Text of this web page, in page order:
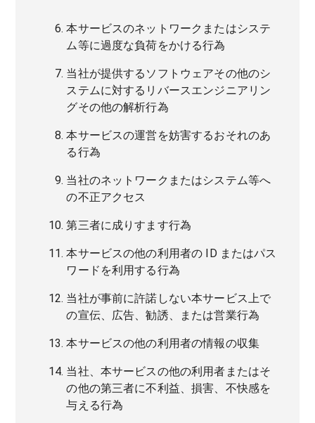
本サービスのネットワークまたはシステ
ム等に過度な負荷をかける行為
当社が提供するソフトウェアその他のシ
ステムに対するリバースエンジニアリン
グその他の解析行為
本サービスの運営を妨害するおそれのあ
る行為
当社のネットワークまたはシステム等へ
の不正アクセス
第三者に成りすます行為
本サービスの他の利用者の ID またはパス
ワードを利用する行為
当社が事前に許諾しない本サービス上で
の宣伝、広告、勧誘、または営業行為
本サービスの他の利用者の情報の収集
当社、本サービスの他の利用者またはそ
の他の第三者に不利益、損害、不快感を
与える行為